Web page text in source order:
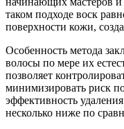
таком подходе воск
поверхности кожи,
Особенность метода
волосы по мере их
позволяет
минимизировать риск
эффективность
несколько ниже по